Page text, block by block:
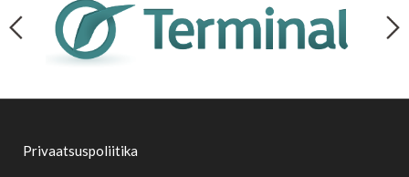
Privaatsuspoliitika